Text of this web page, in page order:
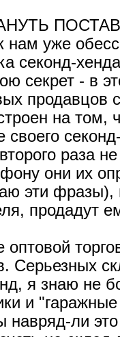
нам уже
секонд-
секрет - в
продавцов
на том,
раза
они их
эти фразы),
продадут
Серьезных
я знаю не
и
навряд-ли